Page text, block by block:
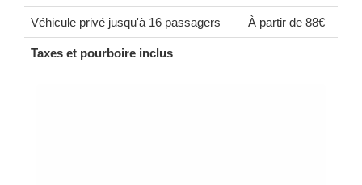
Véhicule privé jusqu'à 16 passagers À partir de 88€
Taxes et pourboire inclus